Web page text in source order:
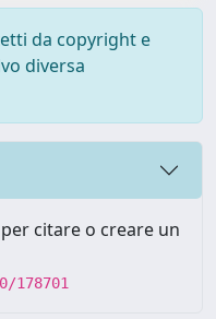
da copyright e
diversa
citare o creare un